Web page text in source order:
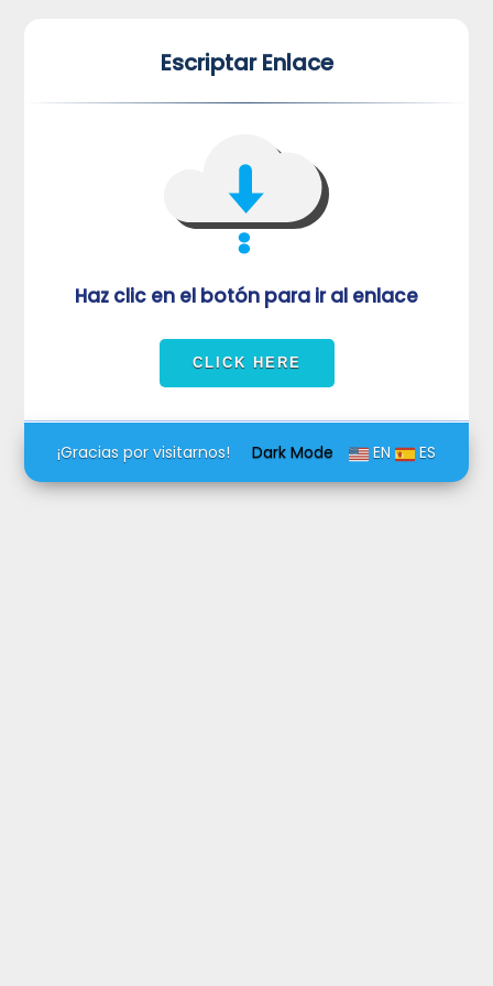
Escriptar Enlace
Haz clic en el botón para ir al enlace
Dark Mode EN ES
¡Gracias por visitarnos!
VUVORmRFeFRNVlJrUjBZd1kza3dkRkJuUFQwPQ==